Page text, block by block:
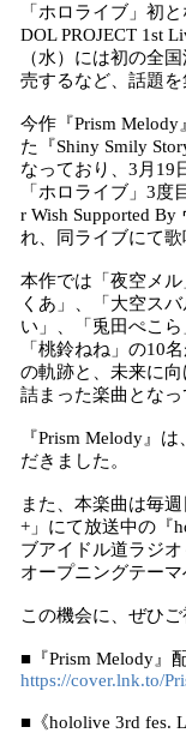
「ホロライブ」初
DOL PROJECT 1st
（水）には初の全
売するなど、話題を
今作『Prism
た『Shiny Smily
なっており、3月19
「ホロライブ」3度
r Wish Supported
れ、同ライブにて歌
本作では「夜空メ
くあ」、「大空ス
い」、「兎田ぺこ
「桃鈴ねね」の10
の軌跡と、未来に
詰まった楽曲となっ
『Prism Melody』
だきました。
また、本楽曲は毎
+」にて放送中の『
ブアイドル道ラジ
オープニングテーマ
この機会に、ぜひご
■『Prism Melody』
https://cover.lnk.to/
■《hololive 3rd fes.